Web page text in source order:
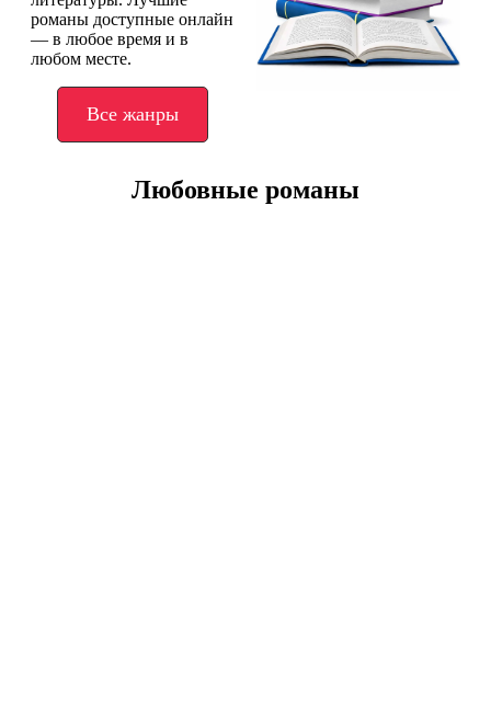
романы доступные онлайн
— в любое время и в
любом месте.
Все жанры
Любовные романы